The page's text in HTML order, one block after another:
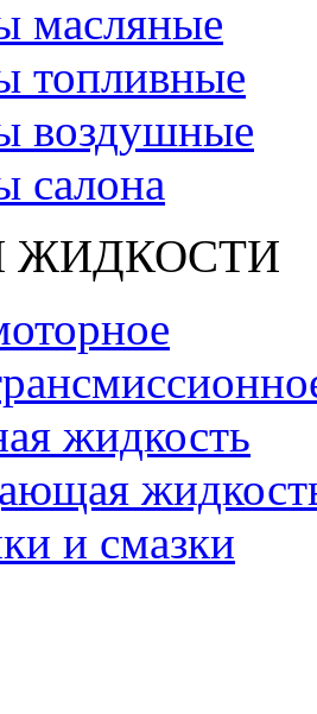
масляные
топливные
воздушные
салона
ЖИДКОCТИ
жидкость
и смазки